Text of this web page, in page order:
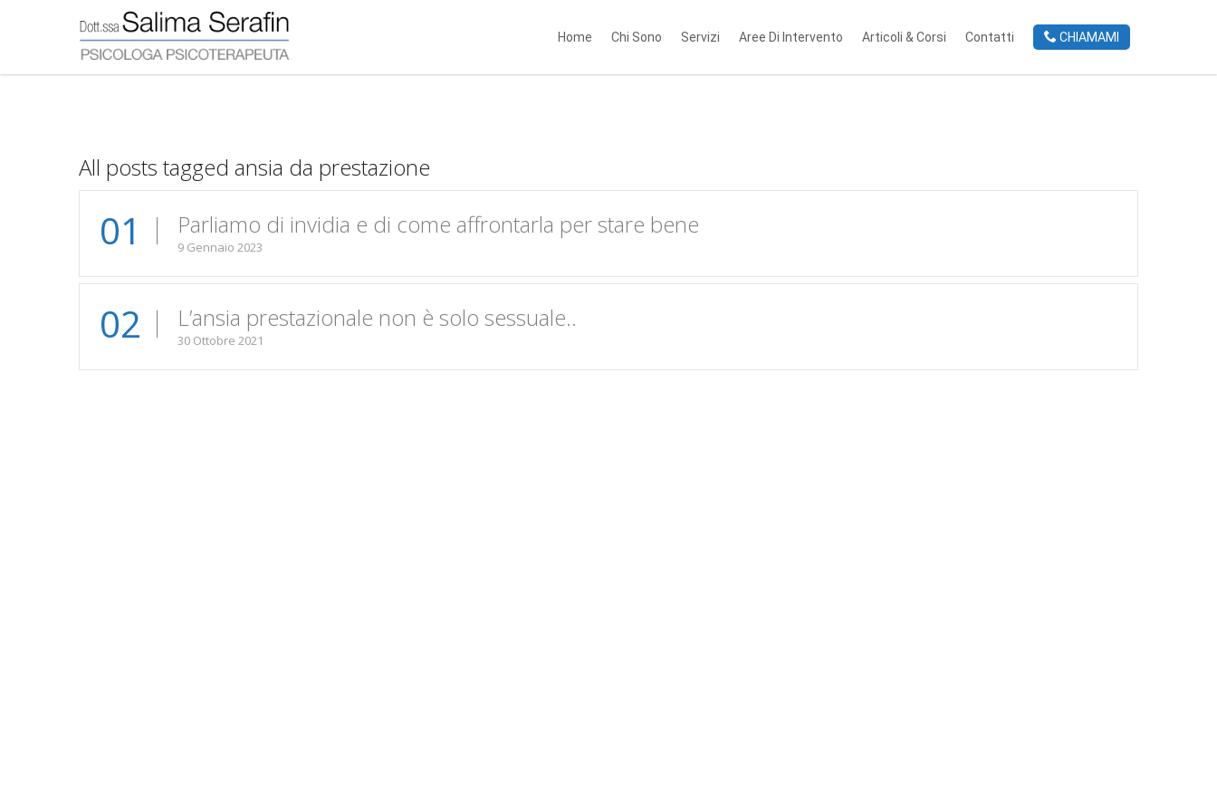
Home Chi Sono Servizi Aree Di Intervento Articoli & Corsi Contatti CHIAMAMI
All posts tagged ansia da prestazione
01 Parliamo di invidia e di come affrontarla per stare bene
9 Gennaio 2023
02 L’ansia prestazionale non è solo sessuale..
30 Ottobre 2021